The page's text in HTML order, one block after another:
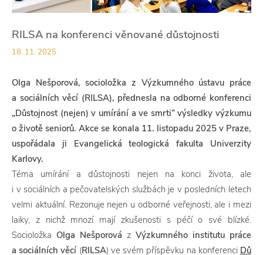
RILSA na konferenci věnované důstojnosti
18. 11. 2025
Olga Nešporová, socioložka z Výzkumného ústavu práce
a sociálních věcí (RILSA), přednesla na odborné konferenci
„Důstojnost (nejen) v umírání a ve smrti“ výsledky výzkumu
o životě seniorů. Akce se konala 11. listopadu 2025 v Praze,
uspořádala ji Evangelická teologická fakulta Univerzity
Karlovy.
Téma umírání a důstojnosti nejen na konci života, ale
i v sociálních a pečovatelských službách je v posledních letech
velmi aktuální. Rezonuje nejen u odborné veřejnosti, ale i mezi
laiky, z nichž mnozí mají zkušenosti s péčí o své blízké.
Socioložka Olga Nešporová z Výzkumného institutu práce
a sociálních věcí (RILSA) ve svém příspěvku na konferenci Dů